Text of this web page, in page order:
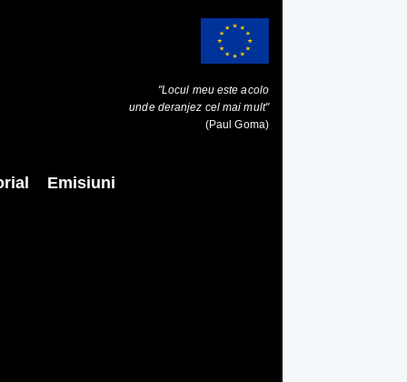
"Locul meu este acolo
unde deranjez cel mai mult"
(Paul Goma)
Emisiuni